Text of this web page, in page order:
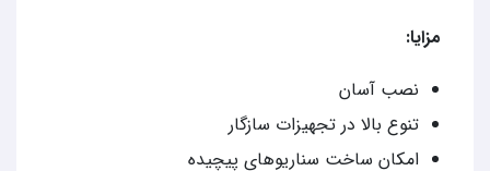
مزایا:
نصب آسان
تنوع بالا در تجهیزات سازگار
امکان ساخت سناریوهای پیچیده